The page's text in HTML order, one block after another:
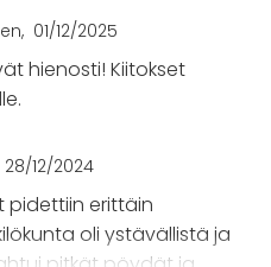
01/12/2025
hienosti! Kiitokset
28/12/2024
pidettiin erittäin
oli ystävällistä ja